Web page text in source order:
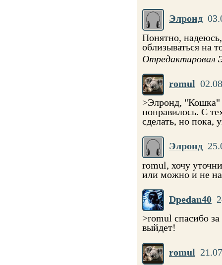
Элронд
Понятно,
облизываться на
Отредактировал
romul
>Элронд, "Кошка"
понравилось. С
сделать, но пока,
Элронд
romul, хочу
или можно и не
Dpedan40
>romul спасибо за
выйдет!
romul